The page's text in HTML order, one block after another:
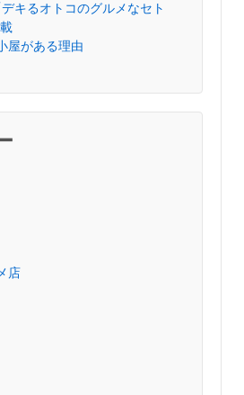
キるオトコのグルメなセト
屋がある理由
店